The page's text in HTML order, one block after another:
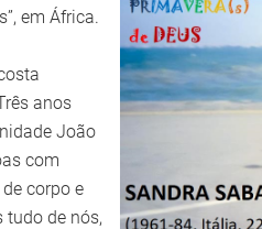
em África.
anos
João
com
corpo e
tudo de nós,